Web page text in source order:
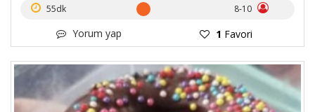
55dk
8-10
Yorum yap 1 Favori